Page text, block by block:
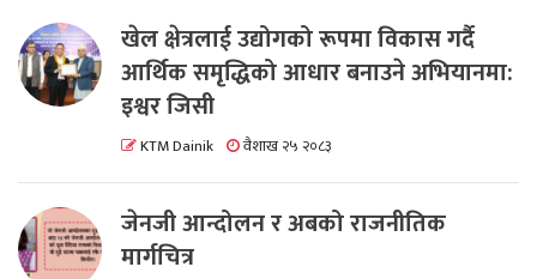
खेल क्षेत्रलाई उद्योगको रूपमा विकास गर्दै
आर्थिक समृद्धिको आधार बनाउने अभियानमा:
इश्वर जिसी
KTM Dainik वैशाख २५ २०८३
जेनजी आन्दोलन र अबको राजनीतिक
मार्गचित्र